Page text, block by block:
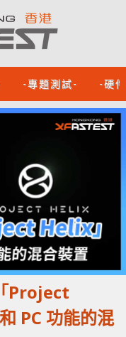
-專題測試- -硬
Project
PC 功能的混